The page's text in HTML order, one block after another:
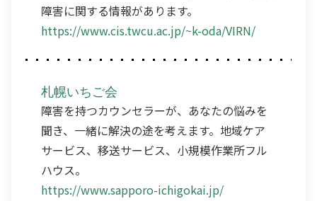
障害に関する情報があります。
https://www.cis.twcu.ac.jp/~k-oda/VIRN/
札幌いちご会
障害を持つカウンセラーが、あなたの悩みを
聞き、一緒に解決の途を考えます。地域ケア
サービス、移送サービス、小規模作業所フル
ハウス。
https://www.sapporo-ichigokai.jp/